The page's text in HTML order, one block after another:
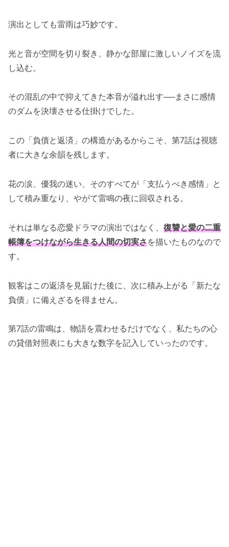
演出としても雷雨は巧妙です。
光と音が空間を切り裂き、静かな部屋に激しいノイズを流
し込む。
その混乱の中で抑えてきた本音が溢れ出す──まさに感情
のダムを決壊させる仕掛けでした。
この「負債と返済」の構造があるからこそ、第7話は視聴
者に大きな余韻を残します。
花の涙、優我の迷い、そのすべてが「支払うべき感情」と
して積み重なり、やがて雷鳴の夜に回収される。
それは単なる恋愛ドラマの演出ではなく、 復讐と愛の二重
帳簿をつけながら生きる人間の切実さを描いたものなので
す。
観客はこの返済を見届けた後に、次に積み上がる「新たな
負債」に備えざるを得ません。
第7話の雷鳴は、物語を震わせるだけでなく、私たちの心
の貸借対照表にも大きな数字を記入していったのです。